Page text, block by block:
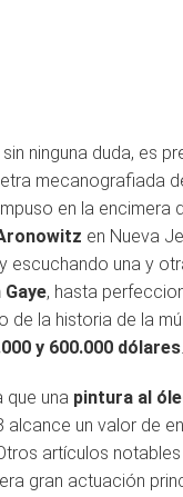
ninguna duda, es
mecanografiada
en la encimera
en Nueva
escuchando una y
, hasta
de la historia de la
y 600.000 dólares.
que una pintura al
alcance un valor de
artículos
gran actuación